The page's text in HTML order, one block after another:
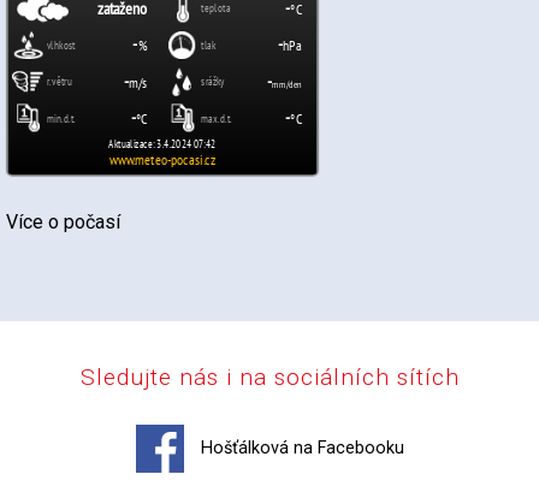
Více o počasí
Sledujte nás i na sociálních sítích
Hošťálková na Facebooku